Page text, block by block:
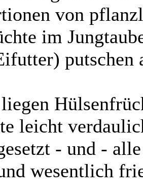
von
im
putschen
leicht
- und -
wesentlich